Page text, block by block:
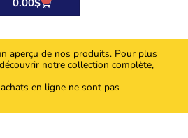
aperçu de nos produits. Pour plus
notre collection complète,
en ligne ne sont pas